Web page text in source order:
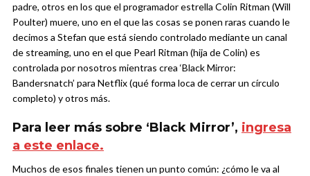
padre, otros en los que el programador estrella Colin Ritman (Will
Poulter) muere, uno en el que las cosas se ponen raras cuando le
decimos a Stefan que está siendo controlado mediante un canal
de streaming, uno en el que Pearl Ritman (hija de Colin) es
controlada por nosotros mientras crea ‘Black Mirror:
Bandersnatch’ para Netflix (qué forma loca de cerrar un círculo
completo) y otros más.
Para leer más sobre ‘Black Mirror’, ingresa
a este enlace.
Muchos de esos finales tienen un punto común: ¿cómo le va al